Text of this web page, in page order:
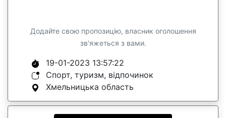
Додайте свою пропозицію, власник оголошення
зв'яжеться з вами.
19-01-2023 13:57:22
Спорт, туризм, відпочинок
Хмельницька область